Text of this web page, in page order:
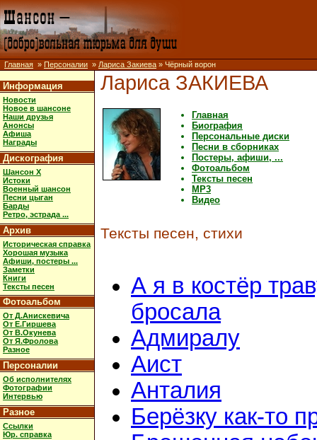
Главная » Персоналии » Лариса Закиева » Чёрный ворон
Информация
Новости
Новое в шансоне
Наши друзья
Анонсы
Афиша
Награды
Дискография
Шансон X
Истоки
Военный шансон
Песни цыган
Барды
Ретро, эстрада ...
Архив
Историческая справка
Хорошая музыка
Афиши, постеры ...
Заметки
Книги
Тексты песен
Фотоальбом
От Д.Анискевича
От Е.Гиршева
От В.Окунева
От Я.Фролова
Разное
Персоналии
Об исполнителях
Фотографии
Интервью
Разное
Ссылки
Юр. справка
Лариса ЗАКИЕВА
Главная
Биография
Персональные диски
Песни в сборниках
Постеры, афиши, ...
Фотоальбом
Тексты песен
MP3
Видео
Тексты песен, стихи
А я в костёр
бросала
Адмиралу
Аист
Анталия
Берёзку как-то